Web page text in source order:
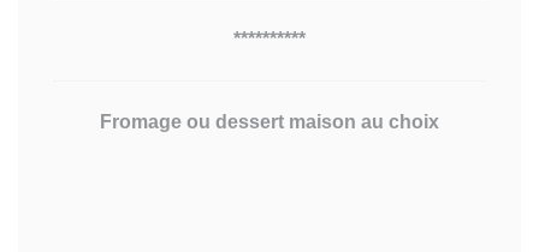
**********
Fromage ou dessert maison au choix